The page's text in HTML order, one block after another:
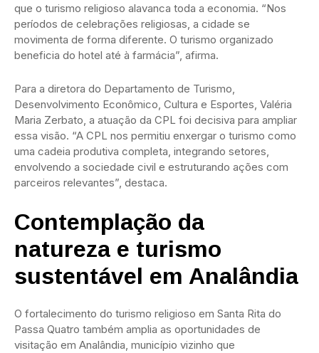
que o turismo religioso alavanca toda a economia. “Nos
períodos de celebrações religiosas, a cidade se
movimenta de forma diferente. O turismo organizado
beneficia do hotel até à farmácia”, afirma.
Para a diretora do Departamento de Turismo,
Desenvolvimento Econômico, Cultura e Esportes, Valéria
Maria Zerbato, a atuação da CPL foi decisiva para ampliar
essa visão. “A CPL nos permitiu enxergar o turismo como
uma cadeia produtiva completa, integrando setores,
envolvendo a sociedade civil e estruturando ações com
parceiros relevantes”, destaca.
Contemplação da
natureza e turismo
sustentável em Analândia
O fortalecimento do turismo religioso em Santa Rita do
Passa Quatro também amplia as oportunidades de
visitação em Analândia, município vizinho que